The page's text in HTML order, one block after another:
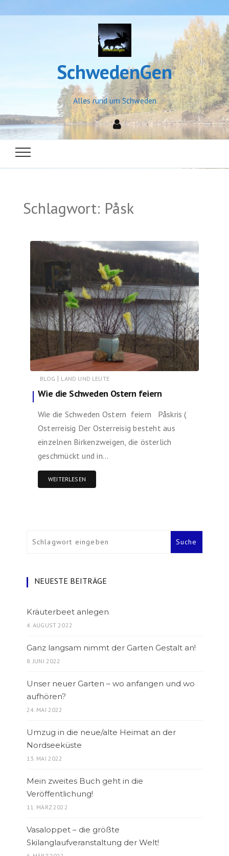
SchwedenGen
Alles rund um Schweden
Schlagwort: Påsk
BLOG | LAND UND LEUTE
Wie die Schweden Ostern feiern
Wie die Schweden Ostern feiern Påskris (
Osterreisig Der Osterreisig besteht aus
einzelnen Birkenzweigen, die österlich
geschmückt und in…
WEITERLESEN
NEUESTE BEITRÄGE
Kräuterbeet anlegen
4. AUGUST 2022
Ganz langsam nimmt der Garten Gestalt an!
8. JUNI 2022
Unser neuer Garten – wo anfangen und wo
aufhören?
24. MAI 2022
Umzug in die neue/alte Heimat an der
Nordseeküste
13. MAI 2022
Mein zweites Buch geht in die
Veröffentlichung!
11. MÄRZ 2022
Vasaloppet – die größte
Skilanglaufveranstaltung der Welt!